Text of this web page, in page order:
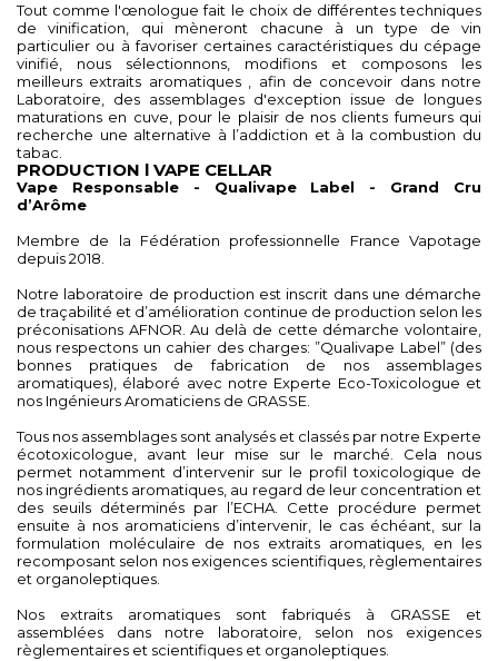
Tout comme l'œnologue fait le choix de différentes techniques
de vinification, qui mèneront chacune à un type de vin
particulier ou à favoriser certaines caractéristiques du cépage
vinifié, nous sélectionnons, modifions et composons les
meilleurs extraits aromatiques , afin de concevoir dans notre
Laboratoire, des assemblages d'exception issue de longues
maturations en cuve, pour le plaisir de nos clients fumeurs qui
recherche une alternative à l’addiction et à la combustion du
tabac.
PRODUCTION l VAPE CELLAR
Vape Responsable - Qualivape Label - Grand Cru
d’Arôme
Membre de la Fédération professionnelle France Vapotage
depuis 2018.
Notre laboratoire de production est inscrit dans une démarche
de traçabilité et d’amélioration continue de production selon les
préconisations AFNOR. Au delà de cette démarche volontaire,
nous respectons un cahier des charges: ”Qualivape Label” (des
bonnes pratiques de fabrication de nos assemblages
aromatiques), élaboré avec notre Experte Eco-Toxicologue et
nos Ingénieurs Aromaticiens de GRASSE.
Tous nos assemblages sont analysés et classés par notre Experte
écotoxicologue, avant leur mise sur le marché. Cela nous
permet notamment d’intervenir sur le profil toxicologique de
nos ingrédients aromatiques, au regard de leur concentration et
des seuils déterminés par l’ECHA. Cette procédure permet
ensuite à nos aromaticiens d’intervenir, le cas échéant, sur la
formulation moléculaire de nos extraits aromatiques, en les
recomposant selon nos exigences scientifiques, règlementaires
et organoleptiques.
Nos extraits aromatiques sont fabriqués à GRASSE et
assemblées dans notre laboratoire, selon nos exigences
règlementaires et scientifiques et organoleptiques.